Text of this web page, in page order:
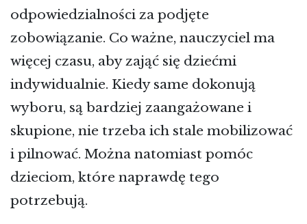
odpowiedzialności za podjęte
zobowiązanie. Co ważne, nauczyciel ma
więcej czasu, aby zająć się dziećmi
indywidualnie. Kiedy same dokonują
wyboru, są bardziej zaangażowane i
skupione, nie trzeba ich stale mobilizować
i pilnować. Można natomiast pomóc
dzieciom, które naprawdę tego
potrzebują.